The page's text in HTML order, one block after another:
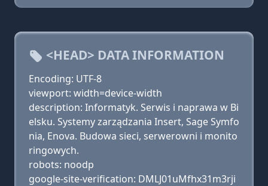
<HEAD> DATA INFORMATION
Encoding: UTF-8
viewport: width=device-width
description: Informatyk. Serwis i naprawa w Bi
elsku. Systemy zarządzania Insert, Sage Symfo
nia, Enova. Budowa sieci, serwerowni i monito
ringowych.
robots: noodp
google-site-verification: DMLJ01uMfhx31m3rji